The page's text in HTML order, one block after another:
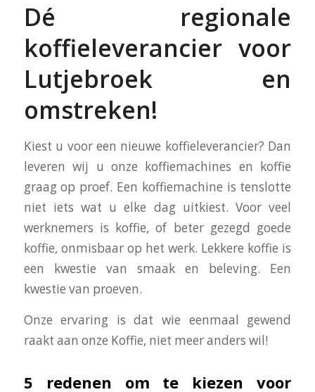
Dé regionale
koffieleverancier voor
Lutjebroek en
omstreken!
Kiest u voor een nieuwe koffieleverancier? Dan
leveren wij u onze koffiemachines en koffie
graag op proef. Een koffiemachine is tenslotte
niet iets wat u elke dag uitkiest. Voor veel
werknemers is koffie, of beter gezegd goede
koffie, onmisbaar op het werk. Lekkere koffie is
een kwestie van smaak en beleving. Een
kwestie van proeven.
Onze ervaring is dat wie eenmaal gewend
raakt aan onze Koffie, niet meer anders wil!
5 redenen om te kiezen voor